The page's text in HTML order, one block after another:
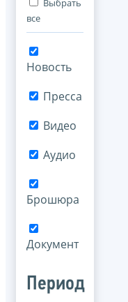
Выбрать
все
Новость
Пресса
Видео
Аудио
Брошюра
Документ
Период